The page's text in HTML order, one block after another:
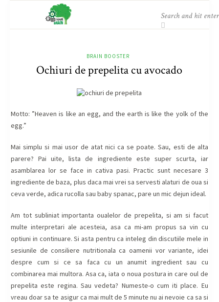
BRAIN BOOSTER
Ochiuri de prepelita cu avocado
Motto: ”Heaven is like an egg, and the earth is like the yolk of the
egg.”
Mai simplu si mai usor de atat nici ca se poate. Sau, esti de alta
parere? Pai uite, lista de ingrediente este super scurta, iar
asamblarea lor se face in cativa pasi. Practic sunt necesare 3
ingrediente de baza, plus daca mai vrei sa servesti alaturi de oua si
ceva verde, adica rucolla sau baby spanac, pare un mic dejun ideal.
Am tot subliniat importanta oualelor de prepelita, si am si facut
multe interpretari ale acesteia, asa ca mi-am propus sa vin cu
optiuni in continuare. Si asta pentru ca inteleg din discutiile mele in
sesiunile de consiliere nutritionala ca oamenii vor variante, idei
despre cum si ce sa faca cu un anumit ingredient sau cu
combinarea mai multora. Asa ca, iata o noua postura in care oul de
prepelita este regina. Sau vedeta? Numeste-o cum iti place. Eu
vreau doar sa te asigur ca mai mult de 5 minute nu ai nevoie ca sa si